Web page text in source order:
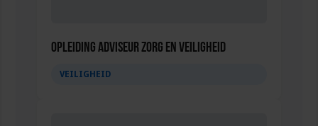
Opleiding Adviseur zorg en veiligheid
VEILIGHEID